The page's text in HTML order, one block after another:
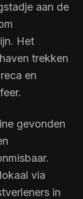
aan de
Het
trekken
en
gevonden
via
in